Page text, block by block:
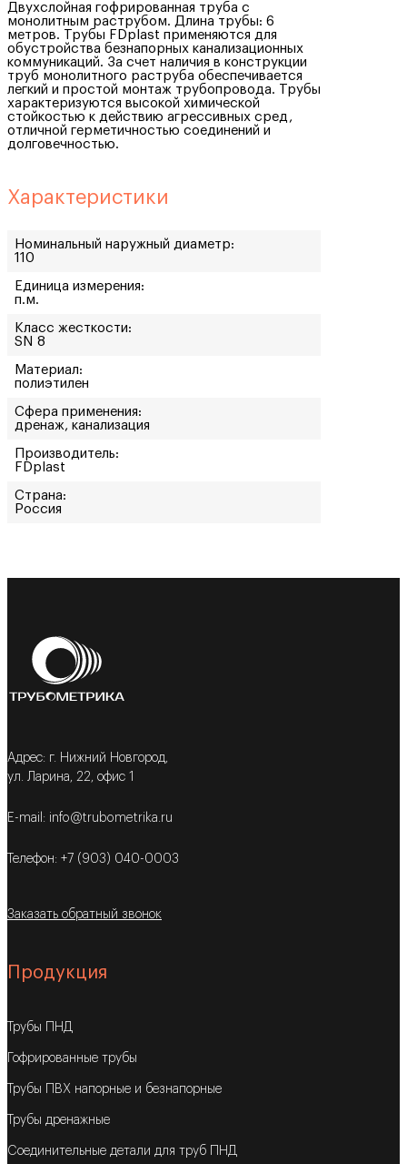
Двухслойная гофрированная труба с
монолитным раструбом. Длина трубы: 6
метров. Трубы FDplast применяются для
обустройства безнапорных канализационных
коммуникаций. За счет наличия в конструкции
труб монолитного раструба обеспечивается
легкий и простой монтаж трубопровода. Трубы
характеризуются высокой химической
стойкостью к действию агрессивных сред,
отличной герметичностью соединений и
долговечностью.
Характеристики
Номинальный наружный диаметр:
110
Единица измерения:
п.м.
Класс жесткости:
SN 8
Материал:
полиэтилен
Сфера применения:
дренаж, канализация
Производитель:
FDplast
Страна:
Россия
Адрес: г. Нижний Новгород,
ул. Ларина, 22, офис 1
E-mail: info@trubometrika.ru
Телефон: +7 (903) 040-0003
Заказать обратный звонок
Продукция
Трубы ПНД
Гофрированные трубы
Трубы ПВХ напорные и безнапорные
Трубы дренажные
Соединительные детали для труб ПНД